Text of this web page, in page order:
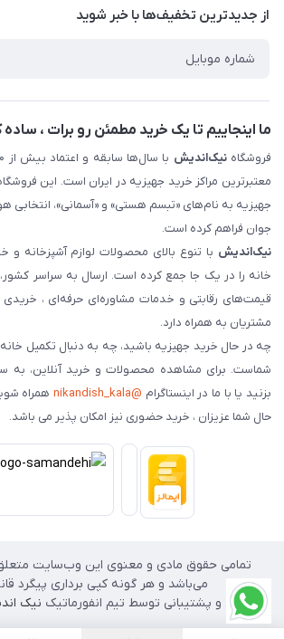
فروش‌اقساطی
از جدید‌ترین تخفیف‌ها با‌ خبر شوید
ما اینجاییم تا یک خرید مطمئن رو برات ،
فروشگاهنیک‌اندیش
معتبرترین مراکز خرید جهیزیه در ایران است. این
جهیزیه به نام‌های «تبسم هستی» و «آسمانی»، انتخابی
جوان فراهم کرده است.
نیک‌اندیش با تنوع بالای محصولات لوازم آشپزخانه و
خانه را در یک جا جمع کرده است. ارسال به سراسر
قیمت‌های رقابتی و خدمات مشاوره‌ای حرفه‌ای ، خریدی
مشتریان به همراه دارد.
چه در حال خرید جهیزیه باشید، چه به دنبال تکمیل
شماست. برای مشاهده محصولات و خرید آنلاین، به
بزنید یا با ما در اینستاگرام @nikandish_kala
همراه
حال شما عزیزان ، خرید حضوری نیز امکان پذیر می باشد.
تمامی حقوق مادی و معنوی این وب‌سایت
می‌باشد و هر گونه کپی برداری پیگرد
طراحی و پشتیبانی توسط تیم انفورماتیک نیک